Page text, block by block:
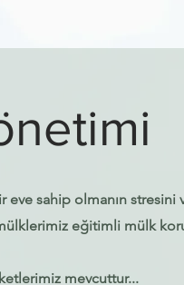
sahip olmanın stresini
eğitimli mülk
mevcuttur...